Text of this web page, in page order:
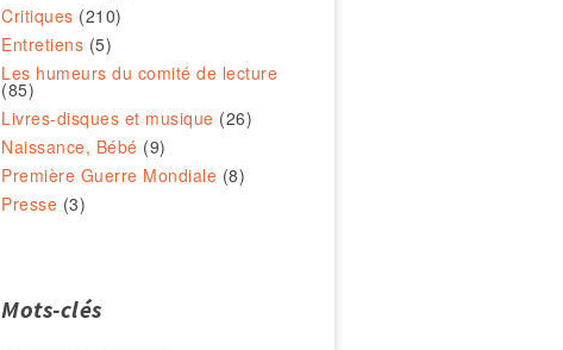
Critiques (210)
Entretiens (5)
Les humeurs du comité de lecture
(85)
Livres-disques et musique (26)
Naissance, Bébé (9)
Première Guerre Mondiale (8)
Presse (3)
Mots-clés